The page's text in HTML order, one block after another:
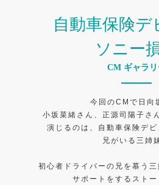
自動車保険デ
ソニー
CM ギャラリ
今回のCMで日向
小坂菜緒さん、正源司陽子さ
演じるのは、自動車保険デ
兄がいる三姉
初心者ドライバーの兄を慕う
サポートをするストー